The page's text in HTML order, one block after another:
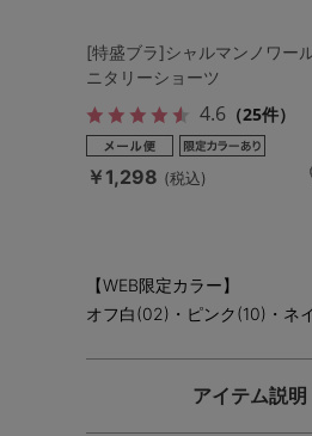
[特盛ブラ]シャルマンノワー
ニタリーショーツ
4.6 （25件）
￥1,298 (税込)
【WEB限定カラー】
オフ白(02)・ピンク(10)・ネ
アイテム説明